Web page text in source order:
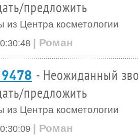
предложить
из Центра косметологии
| Роман
- Неожиданный
предложить
из Центра косметологии
| Роман